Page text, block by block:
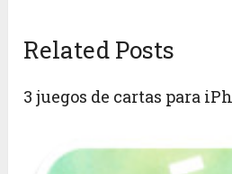
Related Posts
3 juegos de cartas para